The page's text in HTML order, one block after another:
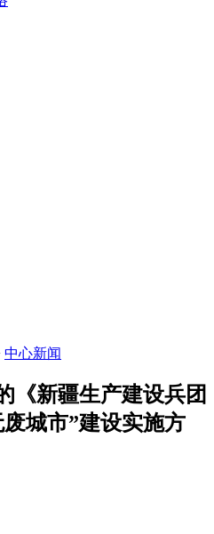
中心新闻
《新疆生产建设兵团
城市”建设实施方